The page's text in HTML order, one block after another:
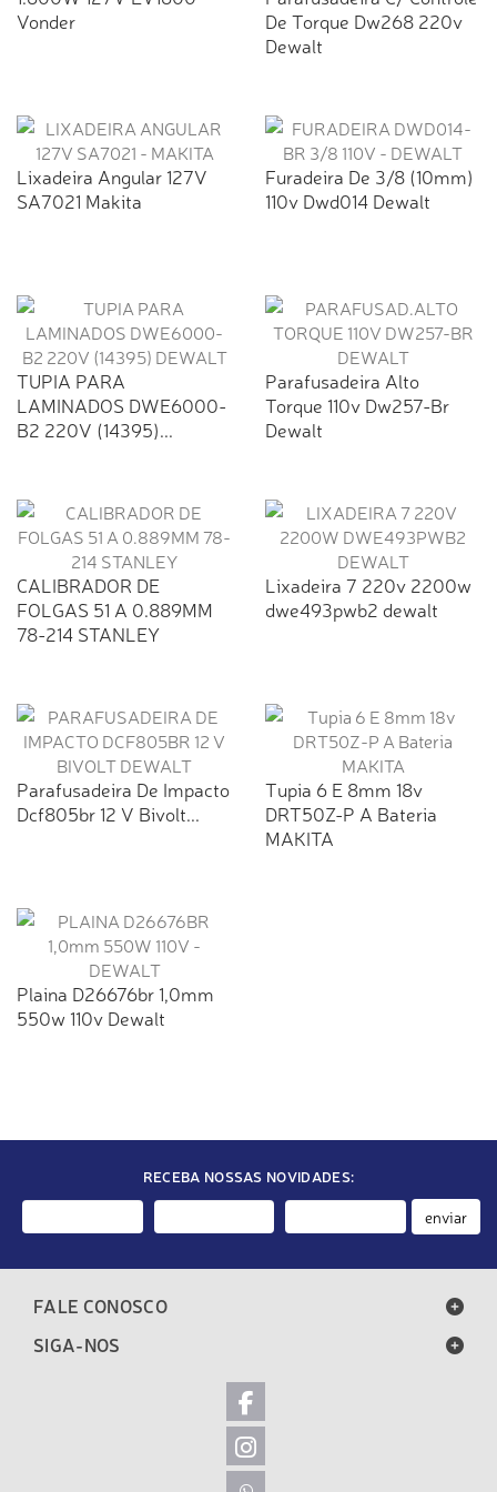
Vonder
De Torque Dw268 220v
Dewalt
Lixadeira Angular 127V
SA7021 Makita
Furadeira De 3/8 (10mm)
110v Dwd014 Dewalt
TUPIA PARA
LAMINADOS DWE6000-
B2 220V (14395)...
Parafusadeira Alto
Torque 110v Dw257-Br
Dewalt
CALIBRADOR DE
FOLGAS 51 A 0.889MM
78-214 STANLEY
Lixadeira 7 220v 2200w
dwe493pwb2 dewalt
Parafusadeira De Impacto
Dcf805br 12 V Bivolt...
Tupia 6 E 8mm 18v
DRT50Z-P A Bateria
MAKITA
Plaina D26676br 1,0mm
550w 110v Dewalt
RECEBA NOSSAS NOVIDADES:
enviar
FALE CONOSCO
SIGA-NOS